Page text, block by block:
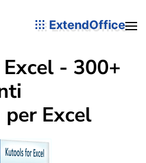
ExtendOffice
- 300+
Excel